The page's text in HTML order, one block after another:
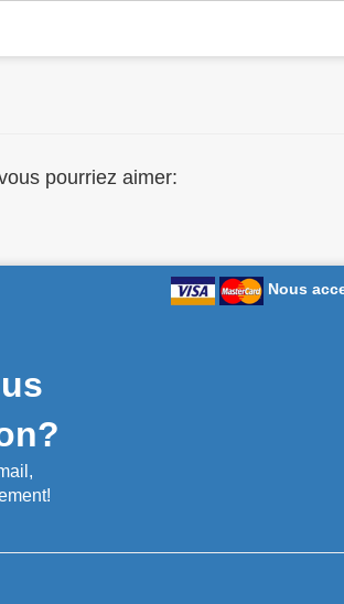
pourriez aimer:
Nous